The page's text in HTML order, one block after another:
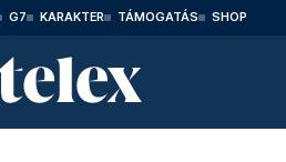
G7 KARAKTER TÁMOGATÁS SHOP